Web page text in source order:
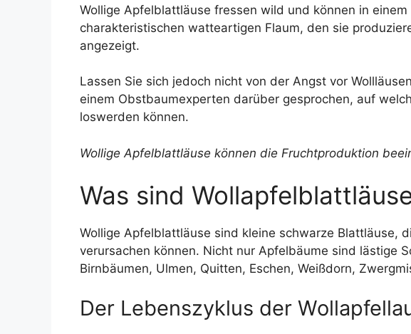
Wollige Apfelblattläuse fressen wild und können in
charakteristischen watteartigen Flaum, den sie
angezeigt.
Lassen Sie sich jedoch nicht von der Angst vor
einem Obstbaumexperten darüber gesprochen, auf
loswerden können.
Wollige Apfelblattläuse können die Fruchtproduktion
Was sind
Wollige Apfelblattläuse sind kleine schwarze Blattläuse,
verursachen können. Nicht nur Apfelbäume sind lästige
Birnbäumen, Ulmen, Quitten, Eschen, Weißdorn,
Der Lebenszyklus der